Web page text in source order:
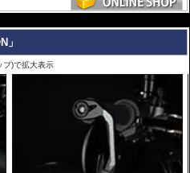
」
プ)で拡大表示